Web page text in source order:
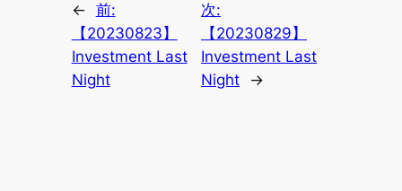
← 前:
【20230823】
Investment Last
Night
次:
【20230829】
Investment Last
Night
→